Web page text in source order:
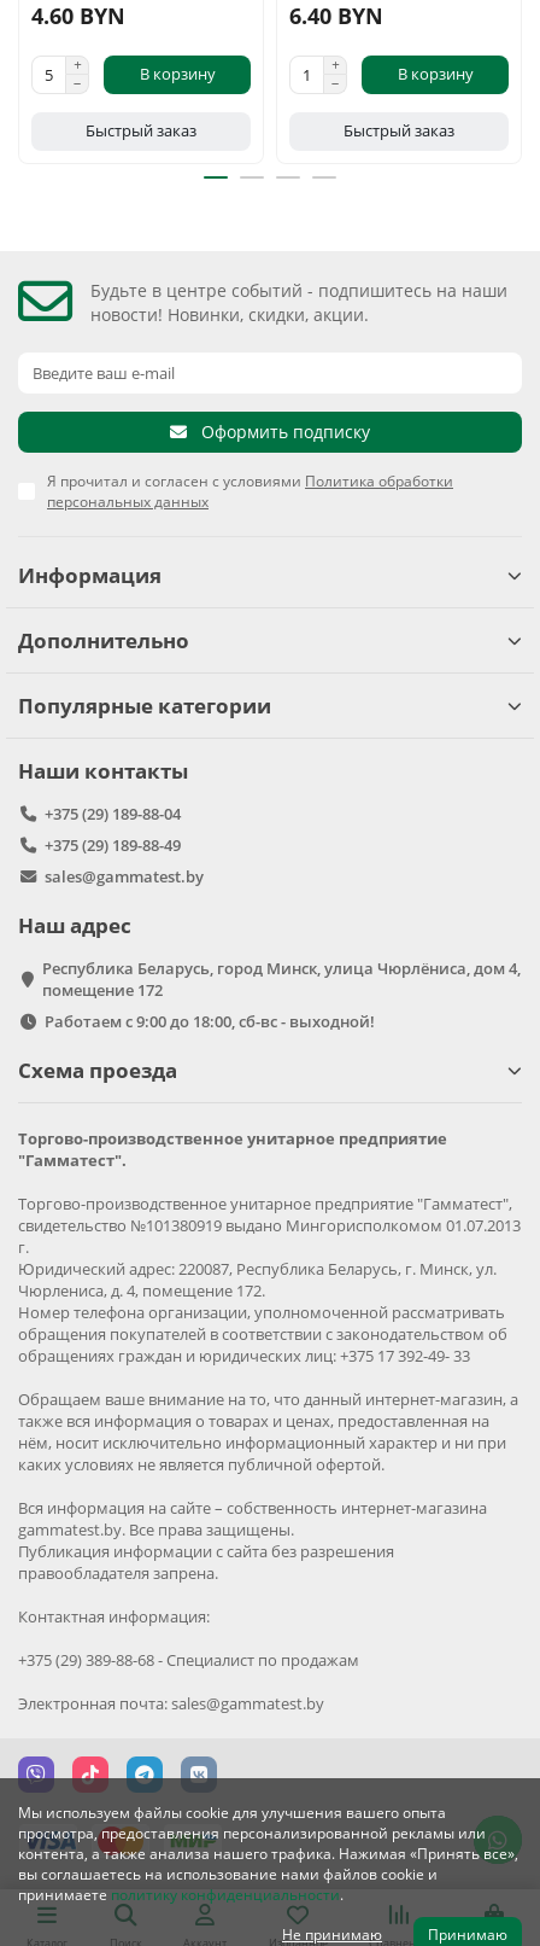
4.60 BYN
В корзину
Быстрый заказ
6.40 BYN
В корзину
Быстрый заказ
Мы используем файлы cookie для улучшения вашего опыта
просмотра, предоставления персонализированной рекламы или
контента, а также анализа нашего трафика. Нажимая «Принять все»,
вы соглашаетесь на использование нами файлов cookie и
принимаете политику конфиденциальности.
Не принимаю Принимаю
Будьте в центре событий - подпишитесь на наши
новости! Новинки, скидки, акции.
Оформить подписку
Я прочитал и согласен с условиями Политика обработки
персональных данных
Информация
Дополнительно
Популярные категории
Наши контакты
+375 (29) 189-88-04
+375 (29) 189-88-49
sales@gammatest.by
Наш адрес
Республика Беларусь, город Минск, улица Чюрлёниса, дом 4,
помещение 172
Работаем с 9:00 до 18:00, сб-вс - выходной!
Схема проезда
Торгово-производственное унитарное предприятие
"Гамматест".
Торгово-производственное унитарное предприятие "Гамматест",
свидетельство №101380919 выдано Мингорисполкомом 01.07.2013
г.
Юридический адрес: 220087, Республика Беларусь, г. Минск, ул.
Чюрлениса, д. 4, помещение 172.
Номер телефона организации, уполномоченной рассматривать
обращения покупателей в соответствии с законодательством об
обращениях граждан и юридических лиц: +375 17 392-49- 33
Обращаем ваше внимание на то, что данный интернет-магазин, а
также вся информация о товарах и ценах, предоставленная на
нём, носит исключительно информационный характер и ни при
каких условиях не является публичной офертой.
Вся информация на сайте – собственность интернет-магазина
gammatest.by. Все права защищены.
Публикация информации с сайта без разрешения
правообладателя запрена.
Контактная информация:
+375 (29) 389-88-68 - Специалист по продажам
Электронная почта: sales@gammatest.by
Каталог Поиск Аккаунт Избранное Сравнение Корзина